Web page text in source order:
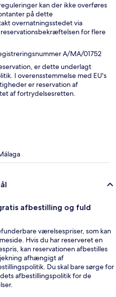
kan der ikke overføres
på dette
overnatningsstedet via
for flere
A/MA/01752
er dette underlagt
I overensstemmelse med EU's
er reservation af
af fortrydelsesretten.
afbestilling og fuld
værelsespriser, som kan
Hvis du har reserveret en
kan reservationen afbestilles
afhængigt af
Du skal bare sørge for
afbestillingspolitik for de